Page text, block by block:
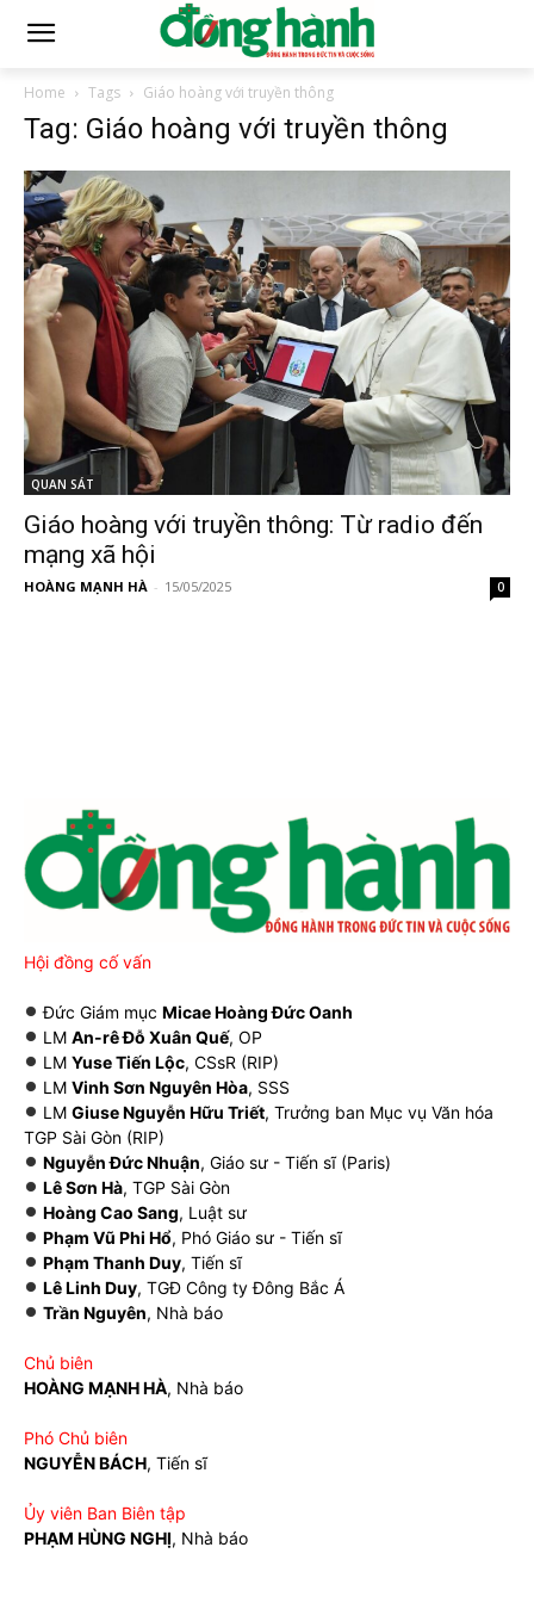
Home Tags Giáo hoàng với truyền thông
Tag: Giáo hoàng với truyền thông
QUAN SÁT
Giáo hoàng với truyền thông: Từ radio đến
mạng xã hội
HOÀNG MẠNH HÀ - 15/05/2025 0
Hội đồng cố vấn
Đức Giám mục Micae Hoàng Đức Oanh
LM An-rê Đỗ Xuân Quế, OP
LM Yuse Tiến Lộc, CSsR (RIP)
LM Vinh Sơn Nguyên Hòa, SSS
LM Giuse Nguyễn Hữu Triết, Trưởng ban Mục vụ Văn hóa
TGP Sài Gòn (RIP)
Nguyễn Đức Nhuận, Giáo sư - Tiến sĩ (Paris)
Lê Sơn Hà, TGP Sài Gòn
Hoàng Cao Sang, Luật sư
Phạm Vũ Phi Hổ, Phó Giáo sư - Tiến sĩ
Phạm Thanh Duy, Tiến sĩ
Lê Linh Duy, TGĐ Công ty Đông Bắc Á
Trần Nguyên, Nhà báo
Chủ biên
HOÀNG MẠNH HÀ, Nhà báo
Phó Chủ biên
NGUYỄN BÁCH, Tiến sĩ
Ủy viên Ban Biên tập
PHẠM HÙNG NGHỊ, Nhà báo